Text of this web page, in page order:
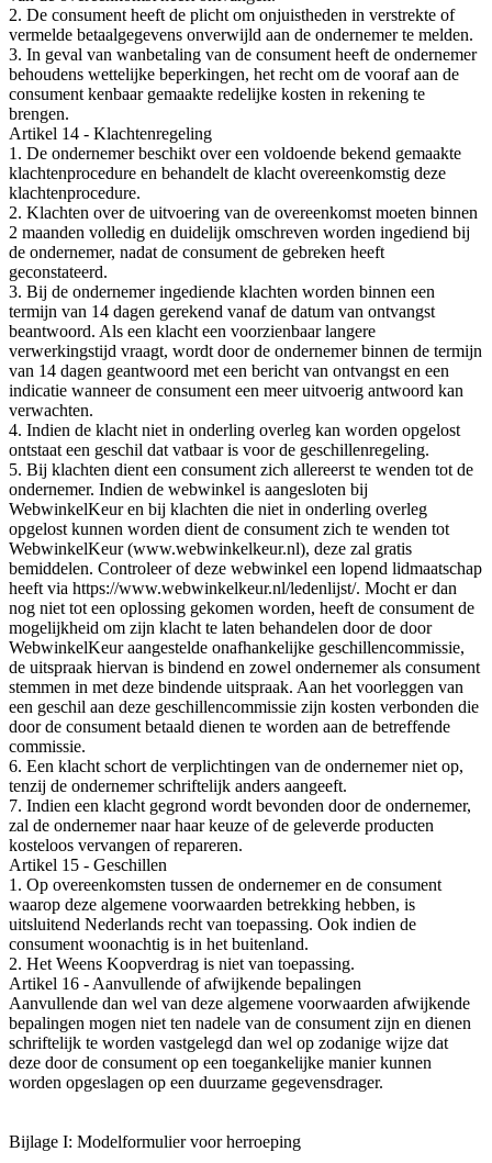
2. De consument heeft de plicht om onjuistheden in verstrekte of
vermelde betaalgegevens onverwijld aan de ondernemer te melden.
3. In geval van wanbetaling van de consument heeft de ondernemer
behoudens wettelijke beperkingen, het recht om de vooraf aan de
consument kenbaar gemaakte redelijke kosten in rekening te
brengen.
Artikel 14 - Klachtenregeling
1. De ondernemer beschikt over een voldoende bekend gemaakte
klachtenprocedure en behandelt de klacht overeenkomstig deze
klachtenprocedure.
2. Klachten over de uitvoering van de overeenkomst moeten binnen
2 maanden volledig en duidelijk omschreven worden ingediend bij
de ondernemer, nadat de consument de gebreken heeft
geconstateerd.
3. Bij de ondernemer ingediende klachten worden binnen een
termijn van 14 dagen gerekend vanaf de datum van ontvangst
beantwoord. Als een klacht een voorzienbaar langere
verwerkingstijd vraagt, wordt door de ondernemer binnen de termijn
van 14 dagen geantwoord met een bericht van ontvangst en een
indicatie wanneer de consument een meer uitvoerig antwoord kan
verwachten.
4. Indien de klacht niet in onderling overleg kan worden opgelost
ontstaat een geschil dat vatbaar is voor de geschillenregeling.
5. Bij klachten dient een consument zich allereerst te wenden tot de
ondernemer. Indien de webwinkel is aangesloten bij
WebwinkelKeur en bij klachten die niet in onderling overleg
opgelost kunnen worden dient de consument zich te wenden tot
WebwinkelKeur (www.webwinkelkeur.nl), deze zal gratis
bemiddelen. Controleer of deze webwinkel een lopend lidmaatschap
heeft via https://www.webwinkelkeur.nl/ledenlijst/. Mocht er dan
nog niet tot een oplossing gekomen worden, heeft de consument de
mogelijkheid om zijn klacht te laten behandelen door de door
WebwinkelKeur aangestelde onafhankelijke geschillencommissie,
de uitspraak hiervan is bindend en zowel ondernemer als consument
stemmen in met deze bindende uitspraak. Aan het voorleggen van
een geschil aan deze geschillencommissie zijn kosten verbonden die
door de consument betaald dienen te worden aan de betreffende
commissie.
6. Een klacht schort de verplichtingen van de ondernemer niet op,
tenzij de ondernemer schriftelijk anders aangeeft.
7. Indien een klacht gegrond wordt bevonden door de ondernemer,
zal de ondernemer naar haar keuze of de geleverde producten
kosteloos vervangen of repareren.
Artikel 15 - Geschillen
1. Op overeenkomsten tussen de ondernemer en de consument
waarop deze algemene voorwaarden betrekking hebben, is
uitsluitend Nederlands recht van toepassing. Ook indien de
consument woonachtig is in het buitenland.
2. Het Weens Koopverdrag is niet van toepassing.
Artikel 16 - Aanvullende of afwijkende bepalingen
Aanvullende dan wel van deze algemene voorwaarden afwijkende
bepalingen mogen niet ten nadele van de consument zijn en dienen
schriftelijk te worden vastgelegd dan wel op zodanige wijze dat
deze door de consument op een toegankelijke manier kunnen
worden opgeslagen op een duurzame gegevensdrager.
Bijlage I: Modelformulier voor herroeping